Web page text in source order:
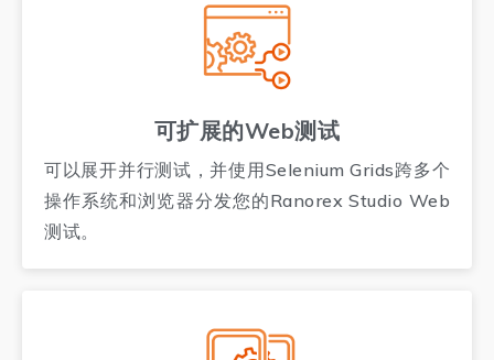
可扩展的Web测试
可以展开并行测试，并使用Selenium Grids跨多个
操作系统和浏览器分发您的Ranorex Studio Web
测试。